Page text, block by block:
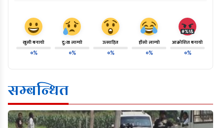
खुसी बनायो
०%
दु:ख लाग्यो
०%
उत्साहित
०%
हाँसो लाग्यो
०%
आक्रोशित बनायो
०%
सम्बन्धित